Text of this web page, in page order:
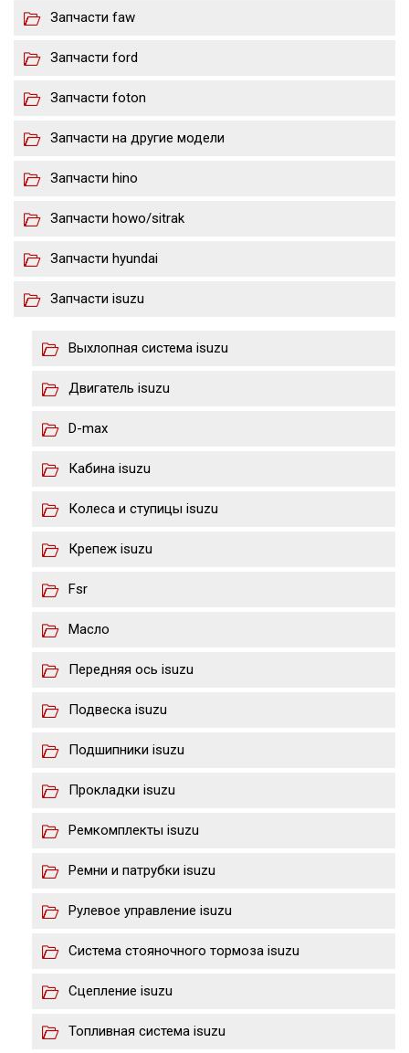
Запчасти faw
Запчасти ford
Запчасти foton
Запчасти на другие модели
Запчасти hino
Запчасти howo/sitrak
Запчасти hyundai
Запчасти isuzu
Выхлопная система isuzu
Двигатель isuzu
D-max
Кабина isuzu
Колеса и ступицы isuzu
Крепеж isuzu
Fsr
Масло
Передняя ось isuzu
Подвеска isuzu
Подшипники isuzu
Прокладки isuzu
Ремкомплекты isuzu
Ремни и патрубки isuzu
Рулевое управление isuzu
Система стояночного тормоза isuzu
Сцепление isuzu
Топливная система isuzu